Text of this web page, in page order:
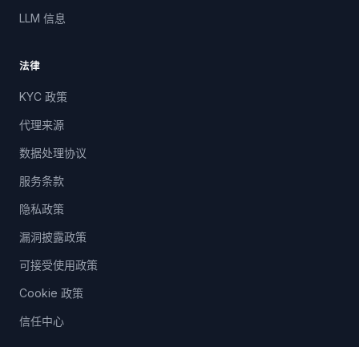
LLM 信息
法律
KYC 政策
代理来源
数据处理协议
服务条款
隐私政策
漏洞披露政策
可接受使用政策
Cookie 政策
信任中心